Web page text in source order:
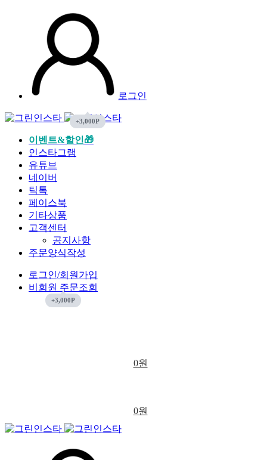
로그인
이벤트&할인🎁
인스타그램
유튜브
네이버
틱톡
페이스북
기타상품
고객센터
공지사항
주문양식작성
로그인/회원가입
비회원 주문조회
0원
0원